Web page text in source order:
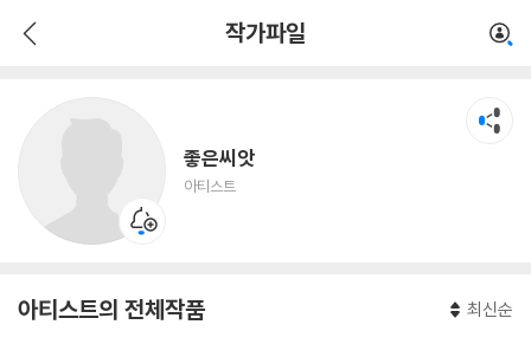
작가파일
좋은씨앗
아티스트
아티스트의 전체작품 최신순